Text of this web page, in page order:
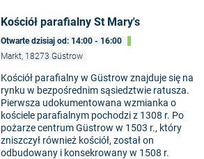
Kościół parafialny St Mary's
Otwarte dzisiaj od: 14:00 - 16:00
Markt, 18273 Güstrow
Kościół parafialny w Güstrow znajduje się na
rynku w bezpośrednim sąsiedztwie ratusza.
Pierwsza udokumentowana wzmianka o
kościele parafialnym pochodzi z 1308 r. Po
pożarze centrum Güstrow w 1503 r., który
zniszczył również kościół, został on
odbudowany i konsekrowany w 1508 r.